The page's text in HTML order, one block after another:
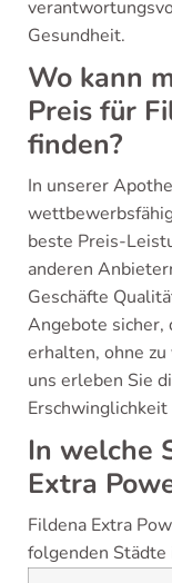
Gesundheit.
Wo kann
Preis für
finden?
In unserer
beste Preis-
anderen
Geschäfte
Angebote sicher,
erhalten, ohne zu
uns erleben Sie
In welche
Extra
Fildena Extra
folgenden Städte